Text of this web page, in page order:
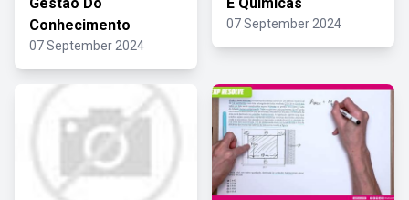
Conhecimento
07 September 2024
07 September 2024